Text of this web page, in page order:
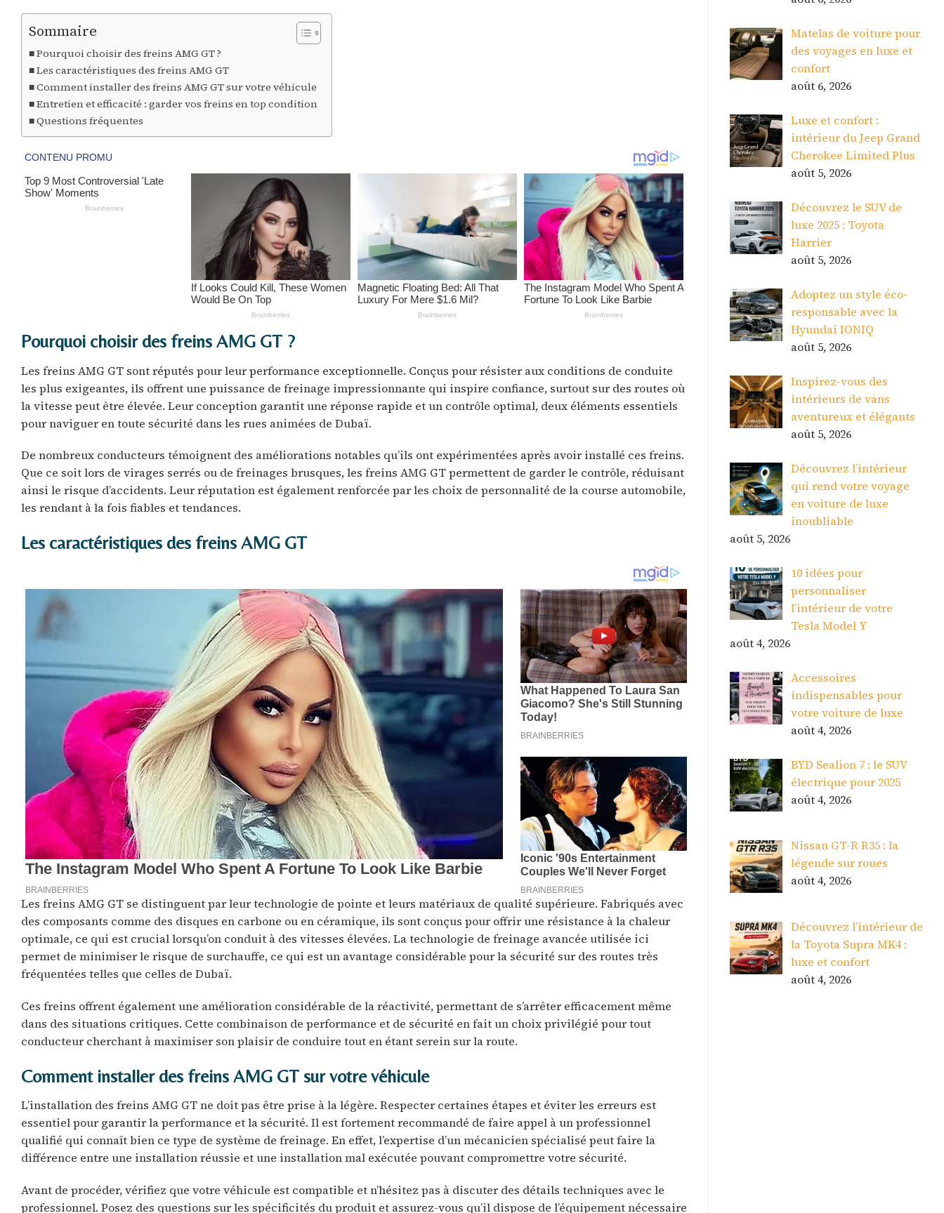
Sommaire
Pourquoi choisir des freins AMG GT ?
Les caractéristiques des freins AMG GT
Comment installer des freins AMG GT sur votre véhicule
Entretien et efficacité : garder vos freins en top condition
Questions fréquentes
Pourquoi choisir des freins AMG GT ?
Les freins AMG GT sont réputés pour leur performance exceptionnelle. Conçus pour résister aux conditions de conduite
les plus exigeantes, ils offrent une puissance de freinage impressionnante qui inspire confiance, surtout sur des routes où
la vitesse peut être élevée. Leur conception garantit une réponse rapide et un contrôle optimal, deux éléments essentiels
pour naviguer en toute sécurité dans les rues animées de Dubaï.
De nombreux conducteurs témoignent des améliorations notables qu’ils ont expérimentées après avoir installé ces freins.
Que ce soit lors de virages serrés ou de freinages brusques, les freins AMG GT permettent de garder le contrôle, réduisant
ainsi le risque d’accidents. Leur réputation est également renforcée par les choix de personnalité de la course automobile,
les rendant à la fois fiables et tendances.
Les caractéristiques des freins AMG GT
Les freins AMG GT se distinguent par leur technologie de pointe et leurs matériaux de qualité supérieure. Fabriqués avec
des composants comme des disques en carbone ou en céramique, ils sont conçus pour offrir une résistance à la chaleur
optimale, ce qui est crucial lorsqu’on conduit à des vitesses élevées. La technologie de freinage avancée utilisée ici
permet de minimiser le risque de surchauffe, ce qui est un avantage considérable pour la sécurité sur des routes très
fréquentées telles que celles de Dubaï.
Ces freins offrent également une amélioration considérable de la réactivité, permettant de s’arrêter efficacement même
dans des situations critiques. Cette combinaison de performance et de sécurité en fait un choix privilégié pour tout
conducteur cherchant à maximiser son plaisir de conduire tout en étant serein sur la route.
Comment installer des freins AMG GT sur votre véhicule
L’installation des freins AMG GT ne doit pas être prise à la légère. Respecter certaines étapes et éviter les erreurs est
essentiel pour garantir la performance et la sécurité. Il est fortement recommandé de faire appel à un professionnel
qualifié qui connaît bien ce type de système de freinage. En effet, l’expertise d’un mécanicien spécialisé peut faire la
différence entre une installation réussie et une installation mal exécutée pouvant compromettre votre sécurité.
Avant de procéder, vérifiez que votre véhicule est compatible et n’hésitez pas à discuter des détails techniques avec le
professionnel. Posez des questions sur les spécificités du produit et assurez-vous qu’il dispose de l’équipement nécessaire
Matelas de voiture pour
des voyages en luxe et
confort
août 6, 2026
Luxe et confort :
intérieur du Jeep Grand
Cherokee Limited Plus
août 5, 2026
Découvrez le SUV de
luxe 2025 : Toyota
Harrier
août 5, 2026
Adoptez un style éco-
responsable avec la
Hyundai IONIQ
août 5, 2026
Inspirez-vous des
intérieurs de vans
aventureux et élégants
août 5, 2026
Découvrez l’intérieur
qui rend votre voyage
en voiture de luxe
inoubliable
août 5, 2026
10 idées pour
personnaliser
l’intérieur de votre
Tesla Model Y
août 4, 2026
Accessoires
indispensables pour
votre voiture de luxe
août 4, 2026
BYD Sealion 7 : le SUV
électrique pour 2025
août 4, 2026
Nissan GT-R R35 : la
légende sur roues
août 4, 2026
Découvrez l’intérieur de
la Toyota Supra MK4 :
luxe et confort
août 4, 2026